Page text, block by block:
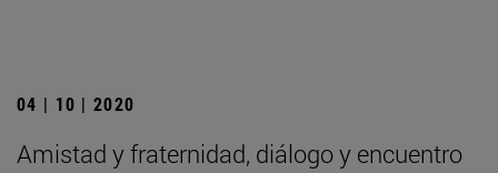
04 | 10 | 2020
Amistad y fraternidad, diálogo y encuentro